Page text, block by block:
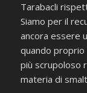
Tarabacli
Siamo per il
ancora essere
quando
più scrupoloso
materia di